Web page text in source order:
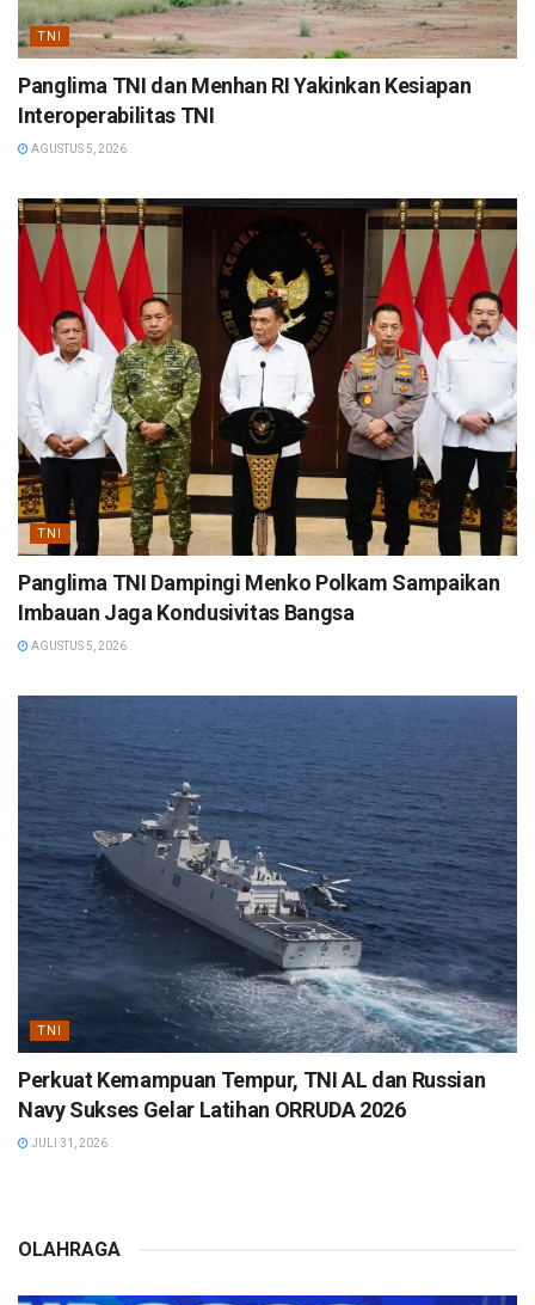
TNI
Panglima TNI dan Menhan RI Yakinkan Kesiapan
Interoperabilitas TNI
AGUSTUS 5, 2026
TNI
Panglima TNI Dampingi Menko Polkam Sampaikan
Imbauan Jaga Kondusivitas Bangsa
AGUSTUS 5, 2026
TNI
Perkuat Kemampuan Tempur, TNI AL dan Russian
Navy Sukses Gelar Latihan ORRUDA 2026
JULI 31, 2026
OLAHRAGA